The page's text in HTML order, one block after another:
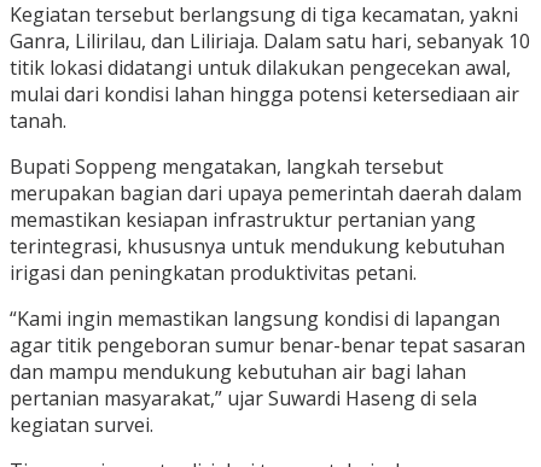
Kegiatan tersebut berlangsung di tiga kecamatan, yakni
Ganra, Lilirilau, dan Liliriaja. Dalam satu hari, sebanyak 10
titik lokasi didatangi untuk dilakukan pengecekan awal,
mulai dari kondisi lahan hingga potensi ketersediaan air
tanah.
Bupati Soppeng mengatakan, langkah tersebut
merupakan bagian dari upaya pemerintah daerah dalam
memastikan kesiapan infrastruktur pertanian yang
terintegrasi, khususnya untuk mendukung kebutuhan
irigasi dan peningkatan produktivitas petani.
“Kami ingin memastikan langsung kondisi di lapangan
agar titik pengeboran sumur benar-benar tepat sasaran
dan mampu mendukung kebutuhan air bagi lahan
pertanian masyarakat,” ujar Suwardi Haseng di sela
kegiatan survei.